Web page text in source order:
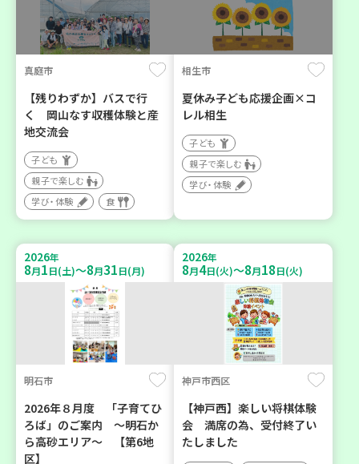
真庭市
【残りわずか】バスで行
く 岡山なす収穫体験と産
地交流会
子ども
親子で楽しむ
学び・体験
食
相生市
夏休み子ども応援企画×コ
レル相生
子ども
親子で楽しむ
学び・体験
2026年
8月1日(土)～8月31日(月)
明石市
2026年８月度 「子育てひ
ろば」のご案内 ～明石か
ら高砂エリア～ 【第6地
区】
2026年
8月4日(火)～8月18日(火)
神戸市西区
【神戸西】楽しい将棋体験
会 満席の為、受付終了い
たしました